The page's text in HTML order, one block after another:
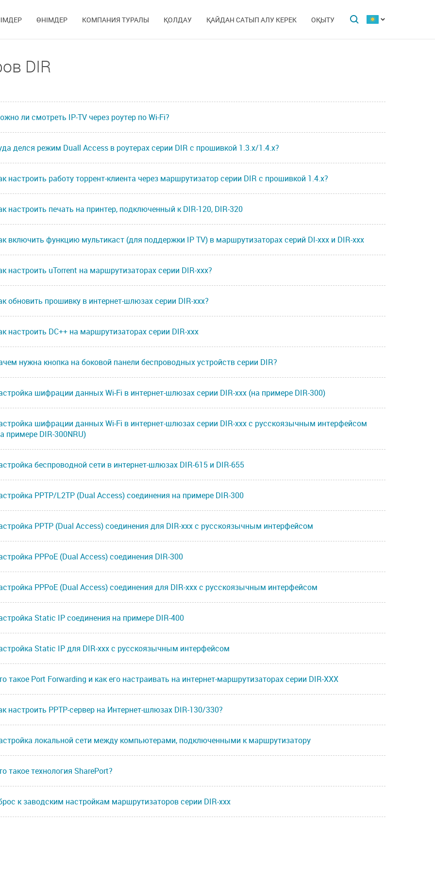
ӨНІМДЕР КОМПАНИЯ ТУРАЛЫ ҚОЛДАУ ҚАЙДАН САТЫП АЛУ КЕРЕК ОҚЫТУ
DIR
ли смотреть IP-TV через роутер по Wi-Fi?
делся режим Duall Access в роутерах серии DIR с прошивкой 1.3.x/1.4.x?
настроить работу торрент-клиента через маршрутизатор серии DIR с прошивкой 1.4.х?
настроить печать на принтер, подключенный к DIR-120, DIR-320
включить функцию мультикаст (для поддержки IP TV) в маршрутизаторах серий DI-xxx и DIR-xxx
настроить uTorrent на маршрутизаторах серии DIR-ххх?
обновить прошивку в интернет-шлюзах серии DIR-xxx?
настроить DC++ на маршрутизаторах серии DIR-ххх
нужна кнопка на боковой панели беспроводных устройств серии DIR?
шифрации данных Wi-Fi в интернет-шлюзах серии DIR-xxx (на примере DIR-300)
шифрации данных Wi-Fi в интернет-шлюзах серии DIR-xxx с русскоязычным интерфейсом
примере DIR-300NRU)
беспроводной сети в интернет-шлюзах DIR-615 и DIR-655
PPTP/L2TP (Dual Access) соединения на примере DIR-300
PPTP (Dual Access) соединения для DIR-xxx с русскоязычным интерфейсом
PPPoE (Dual Access) соединения DIR-300
PPPoE (Dual Access) соединения для DIR-xxx с русскоязычным интерфейсом
Static IP соединения на примере DIR-400
Static IP для DIR-xxx с русскоязычным интерфейсом
такое Port Forwarding и как его настраивать на интернет-маршрутизаторах серии DIR-XXX
настроить PPTP-сервер на Интернет-шлюзах DIR-130/330?
локальной сети между компьютерами, подключенными к маршрутизатору
такое технология SharePort?
к заводским настройкам маршрутизаторов серии DIR-xxx